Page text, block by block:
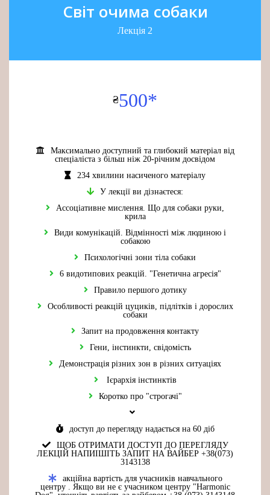
Світ очима собаки
Лекція 2
₴500*
Максимально доступний та глибокий матеріал від
спеціаліста з більш ніж 20-річним досвідом
234 хвилини насиченого матеріалу
У лекції ви дізнаєтеся:
Ассоціативне мислення. Що для собаки руки,
крила
Види комунікацій. Відмінності між людиною і
собакою
Психологічні зони тіла собаки
6 видотипових реакцій. "Генетична агресія"
Правило першого дотику
Особливості реакцій цуциків, підлітків і дорослих
собаки
Запит на продовження контакту
Гени, інстинкти, свідомість
Демонстрація різних зон в різних ситуаціях
Ієрархія інстинктів
Коротко про "строгачі"
доступ до перегляду надається на 60 діб
ЩОБ ОТРИМАТИ ДОСТУП ДО ПЕРЕГЛЯДУ
ЛЕКЦІЙ НАПИІШІТЬ ЗАПИТ НА ВАЙБЕР +38(073)
3143138
акційна вартість для учасників навчального
центру . Якщо ви не є учасником центру "Harmonic